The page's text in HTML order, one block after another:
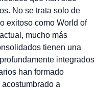
No se trata solo de
exitoso como World of
mucho más
tienen una
integrados
han formado
a